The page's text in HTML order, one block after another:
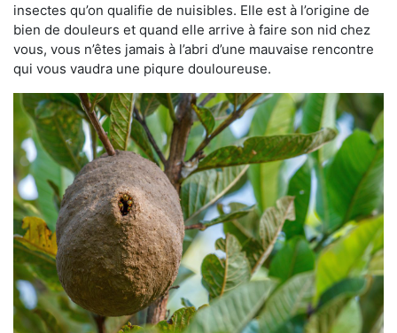
insectes qu’on qualifie de nuisibles. Elle est à l’origine de
bien de douleurs et quand elle arrive à faire son nid chez
vous, vous n’êtes jamais à l’abri d’une mauvaise rencontre
qui vous vaudra une piqure douloureuse.